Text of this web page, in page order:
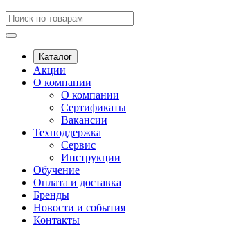
Каталог
Акции
О компании
О компании
Сертификаты
Вакансии
Техподдержка
Сервис
Инструкции
Обучение
Оплата и доставка
Бренды
Новости и события
Контакты